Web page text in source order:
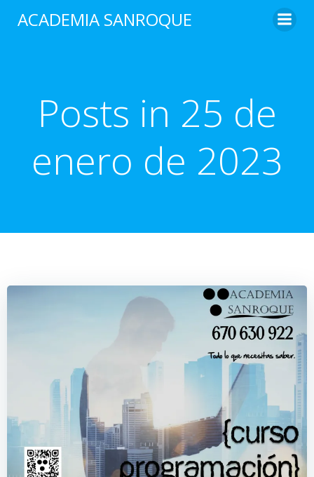
al
ACADEMIA SANROQUE
Posts in 25 de
enero de 2023